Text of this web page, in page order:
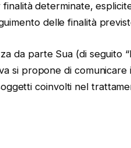
determinate,
delle finalità
da parte Sua (di seguito
si propone di
coinvolti nel